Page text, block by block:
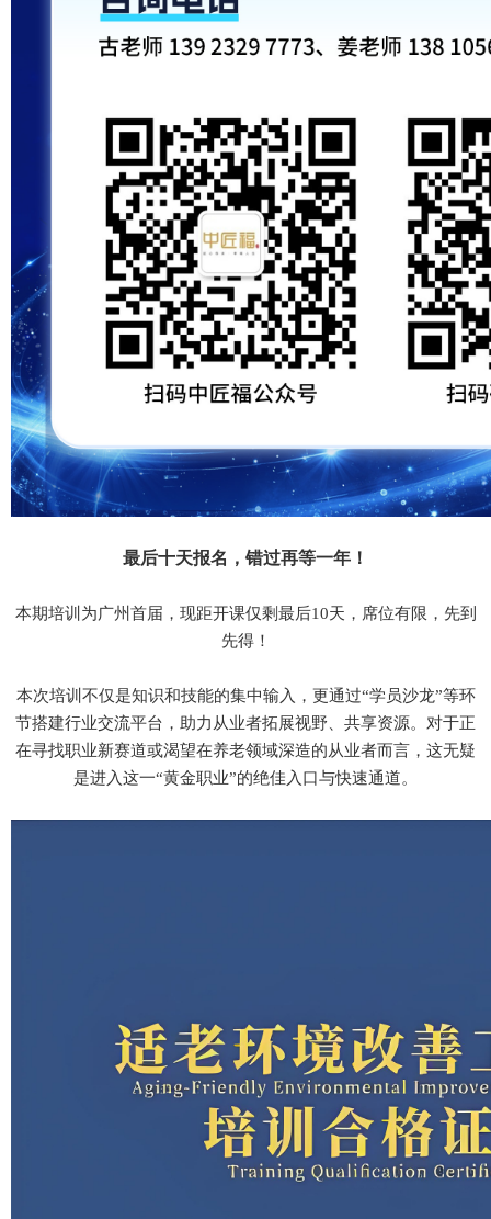
最后十天报名，错过再等一年！
本期培训为广州首届，现距开课仅剩最后10天，席位有限，先到
先得！
本次培训不仅是知识和技能的集中输入，更通过“学员沙龙”等环
节搭建行业交流平台，助力从业者拓展视野、共享资源。对于正
在寻找职业新赛道或渴望在养老领域深造的从业者而言，这无疑
是进入这一“黄金职业”的绝佳入口与快速通道。